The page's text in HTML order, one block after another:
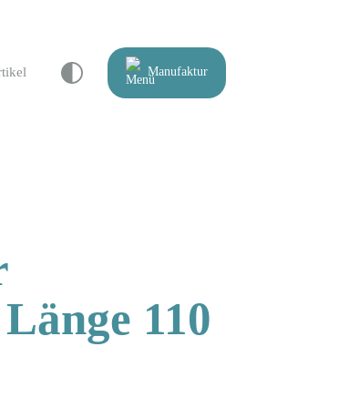
Manufaktur
110